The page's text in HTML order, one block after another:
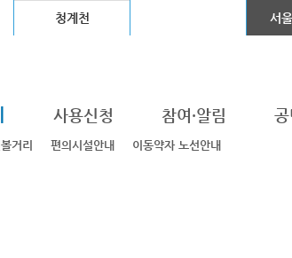
청계천 서
거리 편의시설안내 이동약자 노선안내
사용신청 참여·알림 공